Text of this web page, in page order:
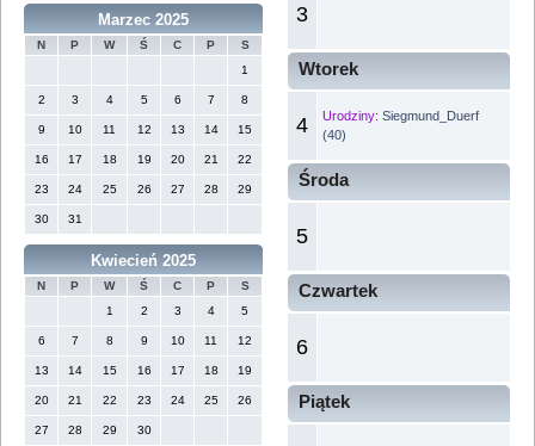
Marzec 2025
N P W Ś C P
S
1
2 3 4 5 6 7 8
9 10 11 12 13 14 15
16 17 18 19 20 21 22
23 24 25 26 27 28 29
30 31
Kwiecień 2025
N P W Ś C P
S
1
2 3 4 5
6 7 8 9 10 11 12
13 14 15 16 17 18 19
20 21 22 23 24 25 26
27 28 29 30
3
Wtorek
4 Urodziny: Siegmund_Duerf
(40)
Środa
5
Czwartek
6
Piątek